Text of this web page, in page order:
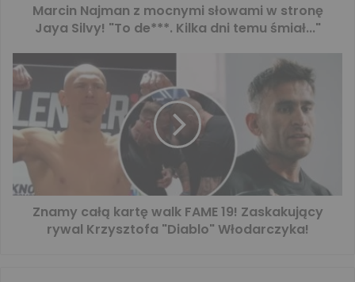
Marcin Najman z mocnymi słowami w stronę
Jaya Silvy! "To de***. Kilka dni temu śmiał..."
Znamy całą kartę walk FAME 19! Zaskakujący
rywal Krzysztofa "Diablo" Włodarczyka!